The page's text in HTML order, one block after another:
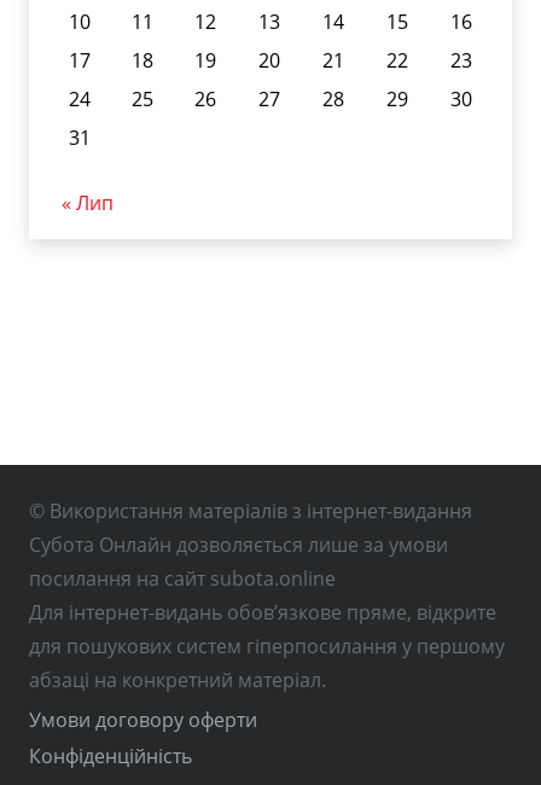
10
11 12 13 14 15
16
17
18 19 20 21 22
23
24
25 26 27 28 29
30
31
« Лип
© Використання матеріалів з інтернет-видання
Субота Онлайн дозволяється лише за умови
посилання на сайт subota.online
Для інтернет-видань обов’язкове пряме, відкрите
для пошукових систем гіперпосилання у першому
абзаці на конкретний матеріал.
Умови договору оферти
Конфіденційність